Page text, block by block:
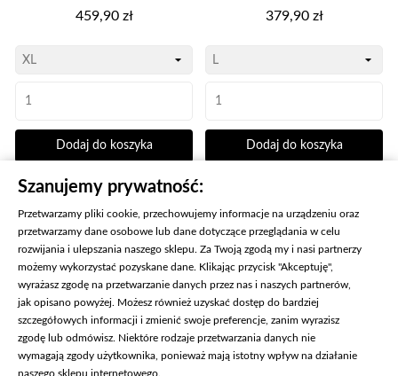
Cena
459,90 zł
Dodaj do koszyka
Cena
379,90 zł
Dodaj do koszyka
KONIEC PRODUKTÓW
Szanujemy prywatność:
Przetwarzamy pliki cookie, przechowujemy informacje na urządzeniu oraz
przetwarzamy dane osobowe lub dane dotyczące przeglądania w celu
rozwijania i ulepszania naszego sklepu. Za Twoją zgodą my i nasi partnerzy
możemy wykorzystać pozyskane dane. Klikając przycisk "Akceptuję",
wyrażasz zgodę na przetwarzanie danych przez nas i naszych partnerów,
jak opisano powyżej. Możesz również uzyskać dostęp do bardziej
szczegółowych informacji i zmienić swoje preferencje, zanim wyrazisz
zgodę lub odmówisz. Niektóre rodzaje przetwarzania danych nie
wymagają zgody użytkownika, ponieważ mają istotny wpływ na działanie
naszego sklepu internetowego.